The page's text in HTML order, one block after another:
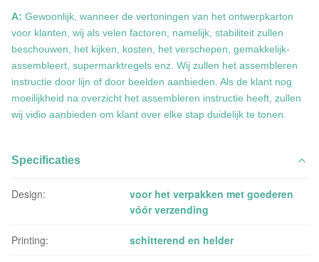
A: Gewoonlijk, wanneer de vertoningen van het ontwerpkarton
voor klanten, wij als velen factoren, namelijk, stabiliteit zullen
beschouwen, het kijken, kosten, het verschepen, gemakkelijk-
assembleert, supermarktregels enz. Wij zullen het assembleren
instructie door lijn of door beelden aanbieden. Als de klant nog
moeilijkheid na overzicht het assembleren instructie heeft, zullen
wij vidio aanbieden om klant over elke stap duidelijk te tonen.
Specificaties
Design:
voor het verpakken met goederen
vóór verzending
Printing: schitterend en helder